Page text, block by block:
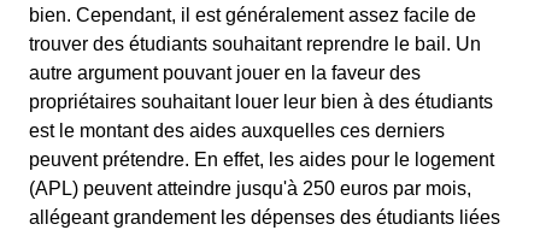
bien. Cependant, il est généralement assez facile de
trouver des étudiants souhaitant reprendre le bail. Un
autre argument pouvant jouer en la faveur des
propriétaires souhaitant louer leur bien à des étudiants
est le montant des aides auxquelles ces derniers
peuvent prétendre. En effet, les aides pour le logement
(APL) peuvent atteindre jusqu'à 250 euros par mois,
allégeant grandement les dépenses des étudiants liées